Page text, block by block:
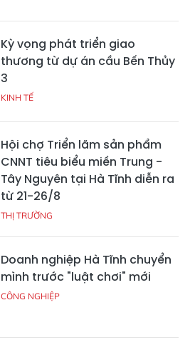
Kỳ vọng phát triển giao
thương từ dự án cầu Bến Thủy
3
KINH TẾ
Hội chợ Triển lãm sản phẩm
CNNT tiêu biểu miền Trung -
Tây Nguyên tại Hà Tĩnh diễn ra
từ 21-26/8
THỊ TRƯỜNG
Doanh nghiệp Hà Tĩnh chuyển
mình trước "luật chơi" mới
CÔNG NGHIỆP